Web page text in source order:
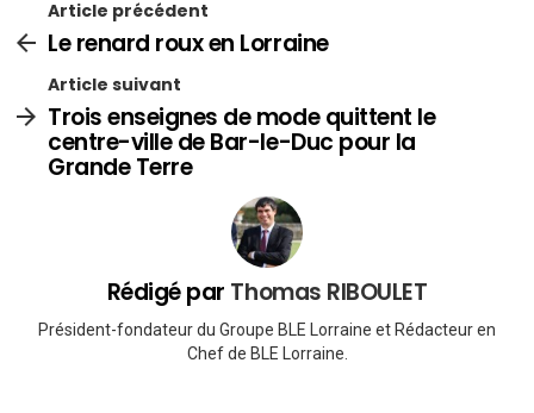
Article précédent
Le renard roux en Lorraine
Article suivant
Trois enseignes de mode quittent le
centre-ville de Bar-le-Duc pour la
Grande Terre
Rédigé par Thomas RIBOULET
Président-fondateur du Groupe BLE Lorraine et Rédacteur en
Chef de BLE Lorraine.